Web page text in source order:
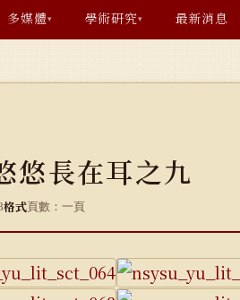
多媒體▾ 學術研究▾ 最新消息
悠長在耳之九
格式頁數：一頁